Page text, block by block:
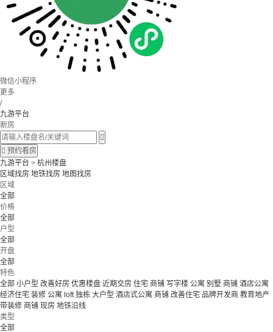
微信小程序
更多
/
九游平台
新房

 预约看房
九游平台 > 杭州楼盘
区域找房 地铁找房 地图找房
区域
全部
价格
全部
户型
全部
开盘
全部
特色
全部 小户型 改善好房 优惠楼盘 近期交房 住宅 商铺 写字楼 公寓 别墅 商铺 酒店公寓
经济住宅 装修 公寓 loft独栋 大户型 酒店式公寓 商铺 改善住宅 品牌开发商 教育地产
带装修 商铺 现房 地铁沿线
类型
全部